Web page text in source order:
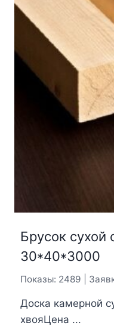
Брусок сухой
30*40*3000
Показы: 2489 |
Доска камерной
хвояЦена ...